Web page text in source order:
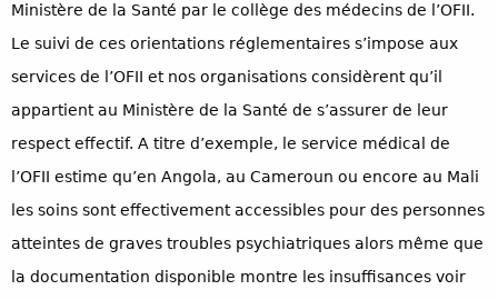
Ministère de la Santé par le collège des médecins de l’OFII.
Le suivi de ces orientations réglementaires s’impose aux
services de l’OFII et nos organisations considèrent qu’il
appartient au Ministère de la Santé de s’assurer de leur
respect effectif. A titre d’exemple, le service médical de
l’OFII estime qu’en Angola, au Cameroun ou encore au Mali
les soins sont effectivement accessibles pour des personnes
atteintes de graves troubles psychiatriques alors même que
la documentation disponible montre les insuffisances voir